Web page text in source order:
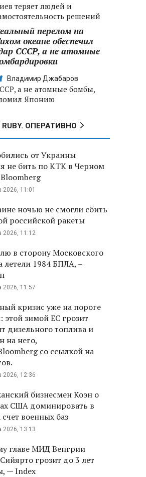
теряет людей и
решений
перелом на
океане обеспечил
СССР, а не атомные
Владимир Джабаров
а не атомные бомбы,
Японию
ОПЕРАТИВНО
от Украины
не бить по КТК в Черном
2026, 11:01
ночью не смогли сбить
российской ракеты
2026, 11:12
в сторону Московского
летели 1984 БПЛА, –
2026, 11:57
кризис уже на пороге
этой зимой ЕС грозит
дизельного топлива и
на него,
со ссылкой на
2026, 12:36
бизнесмен Коэн о
США доминировать в
военных баз
2026, 13:13
главе МИД Венгрии
грозит до 3 лет
— Index